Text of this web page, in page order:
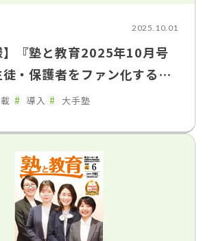
2025.10.01
】『塾と教育2025年10月号
・保護者をファン化する」
セプトに共感 香川県・愛媛
」を導入
導入 大手塾